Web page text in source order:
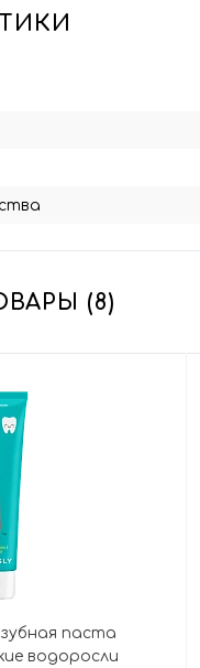
(8)
зубная паста
водоросли